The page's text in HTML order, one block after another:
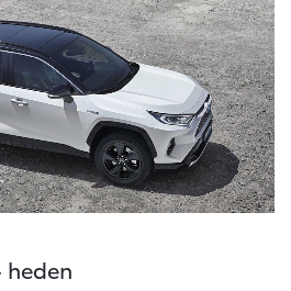
heden